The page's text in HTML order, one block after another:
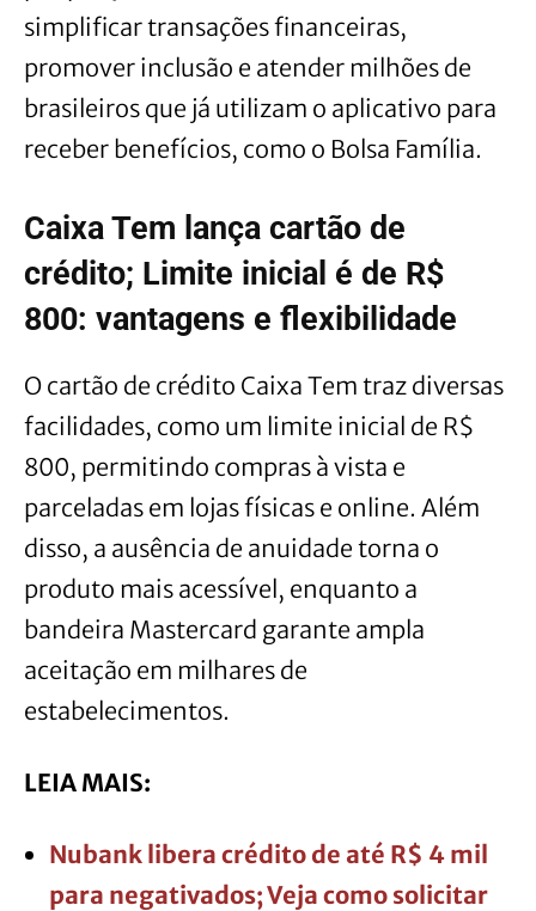
simplificar transações financeiras,
promover inclusão e atender milhões de
brasileiros que já utilizam o aplicativo para
receber benefícios, como o Bolsa Família.
Caixa Tem lança cartão de
crédito; Limite inicial é de R$
800: vantagens e flexibilidade
O cartão de crédito Caixa Tem traz diversas
facilidades, como um limite inicial de R$
800, permitindo compras à vista e
parceladas em lojas físicas e online. Além
disso, a ausência de anuidade torna o
produto mais acessível, enquanto a
bandeira Mastercard garante ampla
aceitação em milhares de
estabelecimentos.
LEIA MAIS:
Nubank libera crédito de até R$ 4 mil
para negativados; Veja como solicitar